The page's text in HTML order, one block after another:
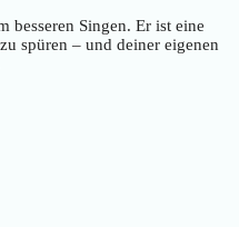
besseren Singen. Er ist eine
spüren – und deiner eigenen